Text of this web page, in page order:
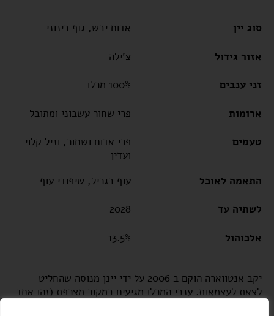
סוג יין אדום יבש, גוף בינוני
אזור גידול צ'ילה
זני ענבים 100% מרלו
ארומות פרי שחור עשבוני ומתובל
טעמים
פרי אדום ושחור, וניל קלוי
ועדין
התאמה לאוכל
עוף בגריל, שיפודי עוף
לשתיה עד 2028
אלכוהול 13.5%
יקב אנטווארה הוקם ב 2006 על ידי יינן מנוסה שהחליט
לצאת לעצמאות. ענבי המרלו מגיעים במקור מצרפת (זהו אחד